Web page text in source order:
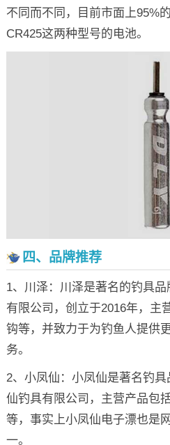
不同而不同，目前市面上95%
CR425这两种型号的电池。
四、品牌推荐
1、川泽：川泽是著名的钓具
有限公司，创立于2016年，主
钩等，并致力于为钓鱼人提供
务。
2、小凤仙：小凤仙是著名钓
仙钓具有限公司，主营产品包
等，事实上小凤仙电子漂也是
一。